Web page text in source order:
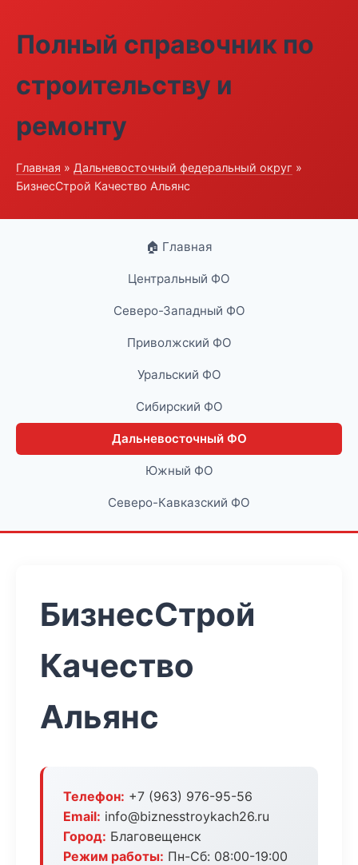
Полный справочник по
строительству и
ремонту
Главная » Дальневосточный федеральный округ »
БизнесСтрой Качество Альянс
🏠 Главная
Центральный ФО
Северо-Западный ФО
Приволжский ФО
Уральский ФО
Сибирский ФО
Дальневосточный ФО
Южный ФО
Северо-Кавказский ФО
БизнесСтрой
Качество
Альянс
Телефон: +7 (963) 976-95-56
Email: info@biznesstroykach26.ru
Город: Благовещенск
Режим работы: Пн-Сб: 08:00-19:00